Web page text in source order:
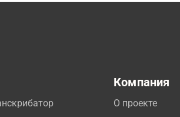
Компания
О проекте